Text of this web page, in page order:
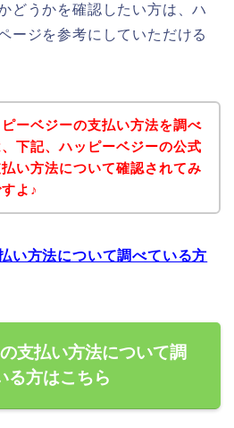
どうかを確認したい方は、ハ
ージを参考にしていただける
ーベジーの支払い方法を調べ
下記、ハッピーベジーの公式
い方法について確認されてみ
よ♪
い方法について調べている方
支払い方法について調
る方はこちら